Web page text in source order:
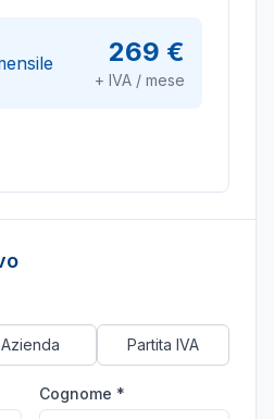
269 €
+ IVA / mese
Azienda Partita IVA
Cognome *